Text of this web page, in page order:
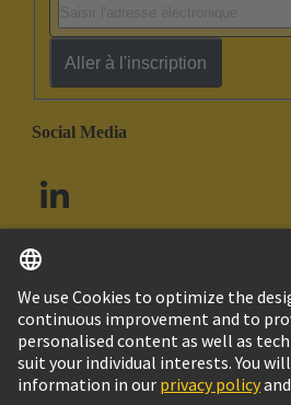
Aller à l'inscription
Social Media
Canada Français
© HARTING Technology Group